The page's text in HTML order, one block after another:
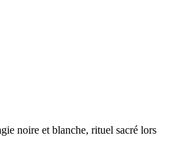
noire et blanche, rituel sacré lors